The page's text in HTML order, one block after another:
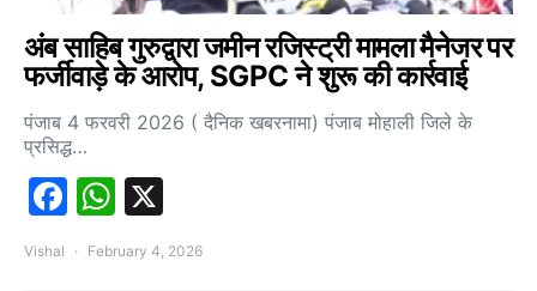
अंब साहिब गुरुद्वारा जमीन रजिस्ट्री मामला मैनेजर पर
फर्जीवाड़े के आरोप, SGPC ने शुरू की कार्रवाई
पंजाब 4 फरवरी 2026 ( दैनिक खबरनामा) पंजाब मोहाली जिले के
प्रसिद्ध…
Facebook
WhatsApp
Vishal February 4, 2026